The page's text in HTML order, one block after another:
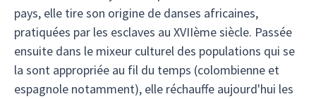
pays, elle tire son origine de danses africaines,
pratiquées par les esclaves au XVIIème siècle. Passée
ensuite dans le mixeur culturel des populations qui se
la sont appropriée au fil du temps (colombienne et
espagnole notamment), elle réchauffe aujourd'hui les